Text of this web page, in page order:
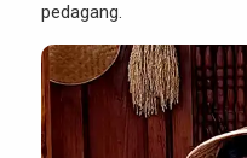
pedagang.